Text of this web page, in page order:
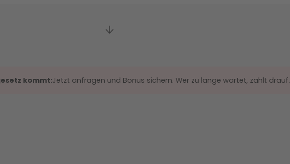
kommt:Jetzt anfragen und Bonus sichern. Wer zu lange wartet, zahlt drauf.